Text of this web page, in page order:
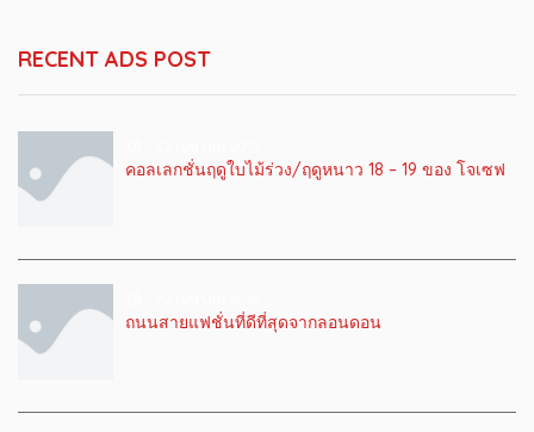
RECENT ADS POST
คอลเลกชั่นฤดูใบไม้ร่วง/ฤดูหนาว 18 – 19 ของ โจเซฟ
ถนนสายแฟชั่นที่ดีที่สุดจากลอนดอน